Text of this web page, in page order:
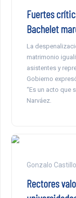
Fuertes
Bachelet
La
matrimonio
asistentes y
Gobierno
“Es un acto que
Narváez.
Gonzalo Castillo
Rectores